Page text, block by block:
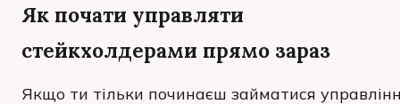
Як почати управляти
стейкхолдерами прямо зараз
Якщо ти тільки починаєш займатися